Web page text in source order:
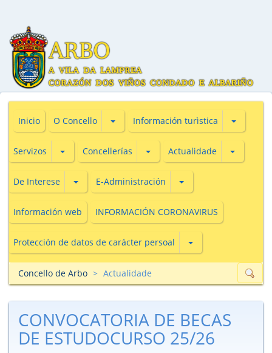
Inicio O Concello Subsecciones de O Concello
Información turìstica
Servizos Subsecciones de Servizos
Concellerías Subsecciones de Concellerías
Actualidade
De Interese Subsecciones de De Interese
E-Administración Subsecciones de E-
Información web INFORMACIÓN CORONAVIRUS
Protección de datos de carácter persoal Subsecciones de
Concello de Arbo Actualidade
CONVOCATORIA DE BECAS
DE ESTUDOCURSO 25/26